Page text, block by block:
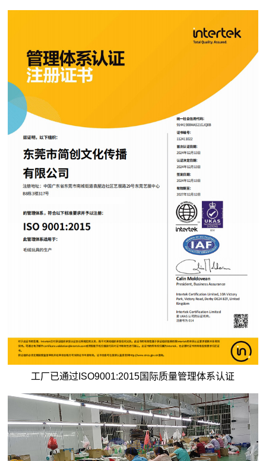
工厂已通过ISO9001:2015国际质量管理体系认证